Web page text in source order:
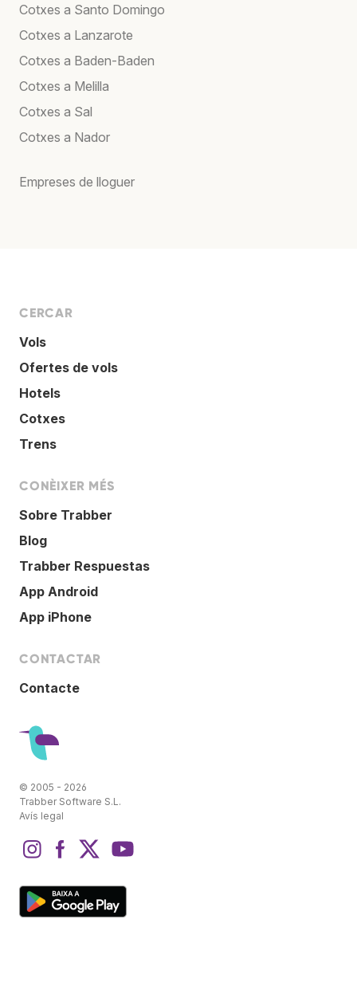
Cotxes a Santo Domingo
Cotxes a Lanzarote
Cotxes a Baden-Baden
Cotxes a Melilla
Cotxes a Sal
Cotxes a Nador
Empreses de lloguer
CERCAR
Vols
Ofertes de vols
Hotels
Cotxes
Trens
CONÈIXER MÉS
Sobre Trabber
Blog
Trabber Respuestas
App Android
App iPhone
CONTACTAR
Contacte
© 2005 - 2026
Trabber Software S.L.
Avís legal